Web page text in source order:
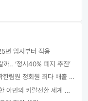
년 입시부터 적용
.. ‘정시40% 폐지 추진’
고려대학교 의과대학, 4년 연속 대한민국의학한림원 정회원 최다 배출 外
연세대학교 신종식 교수팀, 인공효소를 이용한 아민의 키랄전환 세계 최초로 성공